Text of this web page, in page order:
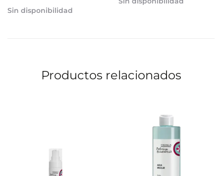
Sin disponibilidad
Productos relacionados